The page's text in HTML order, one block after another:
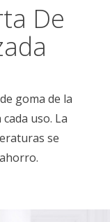
De
goma de la
uso. La
se